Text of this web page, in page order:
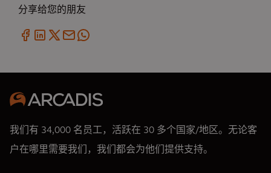
分享给您的朋友
我们有 34,000 名员工，活跃在 30 多个国家/地区。无论客
户在哪里需要我们，我们都会为他们提供支持。